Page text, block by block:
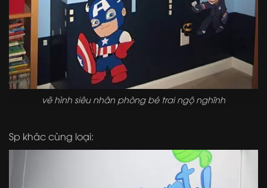
vẽ hình siêu nhân phòng bé trai ngộ nghĩnh
Sp khác cùng loại: